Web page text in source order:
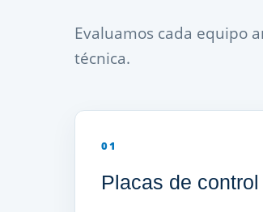
Evaluamos cada equipo
técnica.
01
Placas de control